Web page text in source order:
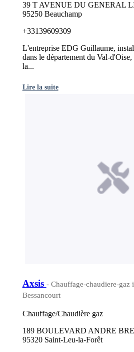
39 T AVENUE DU GENERAL
95250 Beauchamp
+33139609309
L'entreprise EDG Guillaume,
dans le département du Val-d'Oise,
la...
Lire la suite
Axsis - Chauffage-chaudiere-gaz
Bessancourt
Chauffage/Chaudière gaz
189 BOULEVARD ANDRE
95320 Saint-Leu-la-Forêt